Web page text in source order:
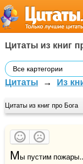
Цитаты из книг
Все картегории
Цитаты → Из
Цитаты из книг про Бога
Мы пустим